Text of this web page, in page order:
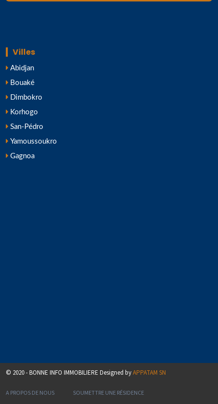
Villes
Abidjan
Bouaké
Dimbokro
Korhogo
San-Pédro
Yamoussoukro
Gagnoa
© 2020 - BONNE INFO IMMOBILIERE Designed byAPPATAM SN
A PROPOS DE NOUS SOUMETTRE UNE RÉSIDENCE